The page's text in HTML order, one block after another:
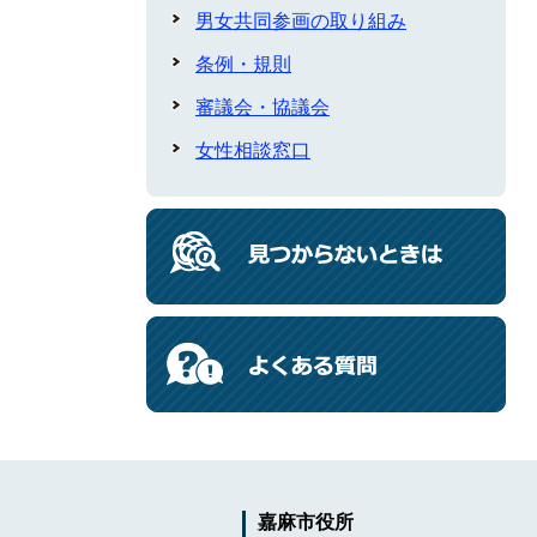
男女共同参画の取り組み
条例・規則
審議会・協議会
女性相談窓口
嘉麻市役所